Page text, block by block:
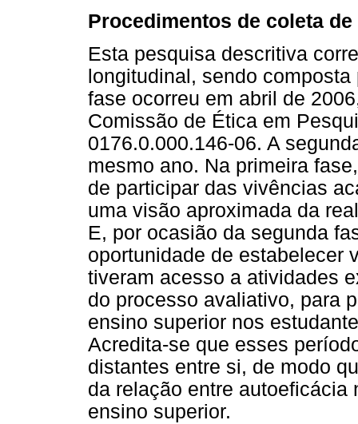
Procedimentos de coleta de
Esta pesquisa descritiva
longitudinal, sendo
fase ocorreu em abril de
Comissão de Ética em
0176.0.000.146-06. A
mesmo ano. Na primeira
de participar das vivências
uma visão aproximada da
E, por ocasião da segunda
oportunidade de estabelecer
tiveram acesso a atividades
do processo avaliativo, para
ensino superior nos
Acredita-se que esses
distantes entre si, de modo
da relação entre autoeficácia
ensino superior.